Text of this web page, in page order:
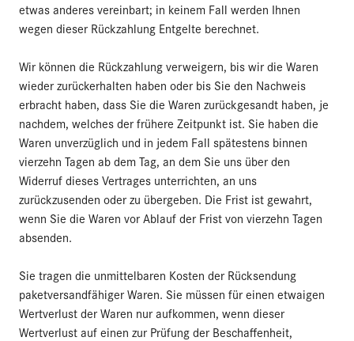
etwas anderes vereinbart; in keinem Fall werden Ihnen
wegen dieser Rückzahlung Entgelte berechnet.
Wir können die Rückzahlung verweigern, bis wir die Waren
wieder zurückerhalten haben oder bis Sie den Nachweis
erbracht haben, dass Sie die Waren zurückgesandt haben, je
nachdem, welches der frühere Zeitpunkt ist. Sie haben die
Waren unverzüglich und in jedem Fall spätestens binnen
vierzehn Tagen ab dem Tag, an dem Sie uns über den
Widerruf dieses Vertrages unterrichten, an uns
zurückzusenden oder zu übergeben. Die Frist ist gewahrt,
wenn Sie die Waren vor Ablauf der Frist von vierzehn Tagen
absenden.
Sie tragen die unmittelbaren Kosten der Rücksendung
paketversandfähiger Waren. Sie müssen für einen etwaigen
Wertverlust der Waren nur aufkommen, wenn dieser
Wertverlust auf einen zur Prüfung der Beschaffenheit,